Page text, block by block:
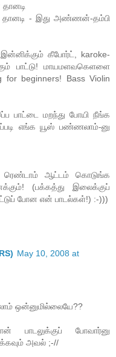
- இது அண்ணன்-தம்பி
கீபோர்ட், karoke-
பாட்டு! மாயமளவகெளளை
for beginners! Bass Violin
பாட்டை மறந்து போயி நீங்க
எங்க யூஸ் பண்ணலாம்-னு
ரெண்டாம் ஆட்டம் கொடுங்க
(பக்கத்து இலைக்குப்
போன என் பாடல்கள்!) :-)))
May 10, 2008 at
ஒன்னுமில்லையே??
பாடலுக்குப் போவார்னு
அவல் ;-//